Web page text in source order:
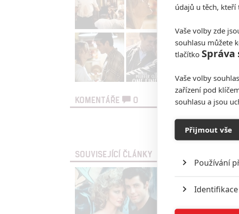
KOMENTÁŘE 0
Vstoupit
SOUVISEJÍCÍ ČLÁNKY
údajů u těch, kteří
Vaše volby zde
souhlasu můžete
tlačítko Správa
Vaše volby
zařízení pod
souhlasu a jsou
Přijmout vše
Používání